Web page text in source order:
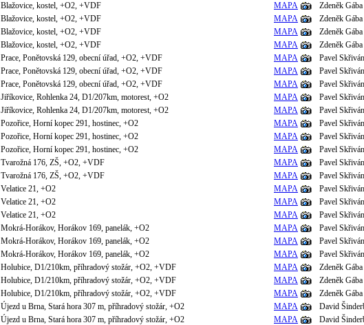
Blažovice, kostel, +O2, +VDF MAPA
Zdeněk Gába
Blažovice, kostel, +O2, +VDF MAPA
Zdeněk Gába
Blažovice, kostel, +O2, +VDF MAPA
Zdeněk Gába
Blažovice, kostel, +O2, +VDF MAPA
Zdeněk Gába
Prace, Ponětovská 129, obecní úřad, +O2, +VDF MAPA
Pavel
Prace, Ponětovská 129, obecní úřad, +O2, +VDF MAPA
Pavel
Prace, Ponětovská 129, obecní úřad, +O2, +VDF MAPA
Pavel
Jiříkovice, Rohlenka 24, D1/207km, motorest, +O2 MAPA
Pavel
Jiříkovice, Rohlenka 24, D1/207km, motorest, +O2 MAPA
Pavel
Pozořice, Horní kopec 291, hostinec, +O2 MAPA
Pavel
Pozořice, Horní kopec 291, hostinec, +O2 MAPA
Pavel
Pozořice, Horní kopec 291, hostinec, +O2 MAPA
Pavel
Tvarožná 176, ZŠ, +O2, +VDF MAPA
Pavel
Tvarožná 176, ZŠ, +O2, +VDF MAPA
Pavel
Velatice 21, +O2 MAPA
Pavel
Velatice 21, +O2 MAPA
Pavel
Velatice 21, +O2 MAPA
Pavel
Mokrá-Horákov, Horákov 169, panelák, +O2 MAPA
Pavel
Mokrá-Horákov, Horákov 169, panelák, +O2 MAPA
Pavel
Mokrá-Horákov, Horákov 169, panelák, +O2 MAPA
Pavel
Holubice, D1/210km, příhradový stožár, +O2, +VDF MAPA
Zdeněk Gába
Holubice, D1/210km, příhradový stožár, +O2, +VDF MAPA
Zdeněk Gába
Holubice, D1/210km, příhradový stožár, +O2, +VDF MAPA
Zdeněk Gába
Újezd u Brna, Stará hora 307 m, příhradový stožár, +O2 MAPA
David
Újezd u Brna, Stará hora 307 m, příhradový stožár, +O2 MAPA
David